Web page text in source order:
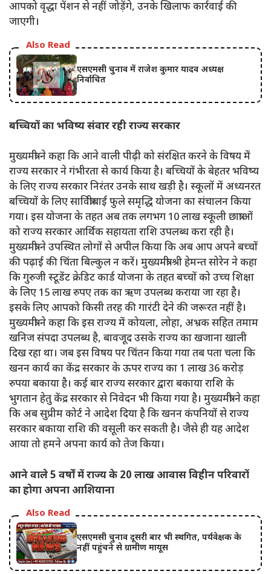
आपको वृद्धा पेंशन से नहीं जोड़ेंगे, उनके खिलाफ कार्रवाई की
जाएगी।
Also Read
एसएमसी चुनाव में राजेश कुमार यादव अध्यक्ष
निर्वाचित
बच्चियों का भविष्य संवार रही राज्य सरकार
मुख्यमंत्री ने कहा कि आने वाली पीढ़ी को संरक्षित करने के विषय में
राज्य सरकार ने गंभीरता से कार्य किया है। बच्चियों के बेहतर भविष्य
के लिए राज्य सरकार निरंतर उनके साथ खड़ी है। स्कूलों में अध्यनरत
बच्चियों के लिए सावित्रीबाई फुले समृद्धि योजना का संचालन किया
गया। इस योजना के तहत अब तक लगभग 10 लाख स्कूली छात्राओं
को राज्य सरकार आर्थिक सहायता राशि उपलब्ध करा रही है।
मुख्यमंत्री ने उपस्थित लोगों से अपील किया कि अब आप अपने बच्चों
की पढ़ाई की चिंता बिल्कुल न करें। मुख्यमंत्री श्री हेमन्त सोरेन ने कहा
कि गुरुजी स्टूडेंट क्रेडिट कार्ड योजना के तहत बच्चों को उच्च शिक्षा
के लिए 15 लाख रुपए तक का ऋण उपलब्ध कराया जा रहा है।
इसके लिए आपको किसी तरह की गारंटी देने की जरूरत नहीं है।
मुख्यमंत्री ने कहा कि इस राज्य में कोयला, लोहा, अभ्रक सहित तमाम
खनिज संपदा उपलब्ध है, बावजूद उसके राज्य का खजाना खाली
दिख रहा था। जब इस विषय पर चिंतन किया गया तब पता चला कि
खनन कार्य का केंद्र सरकार के ऊपर राज्य का 1 लाख 36 करोड़
रुपया बकाया है। कई बार राज्य सरकार द्वारा बकाया राशि के
भुगतान हेतु केंद्र सरकार से निवेदन भी किया गया है। मुख्यमंत्री ने कहा
कि अब सुप्रीम कोर्ट ने आदेश दिया है कि खनन कंपनियों से राज्य
सरकार बकाया राशि की वसूली कर सकती है। जैसे ही यह आदेश
आया तो हमने अपना कार्य को तेज किया।
आने वाले 5 वर्षों में राज्य के 20 लाख आवास विहीन परिवारों
का होगा अपना आशियाना
Also Read
एसएमसी चुनाव दूसरी बार भी स्थगित, पर्यवेक्षक के
नहीं पहुंचने से ग्रामीण मायूस